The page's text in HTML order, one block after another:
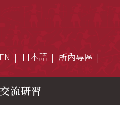
EN 日本語 所內專區
交流研習